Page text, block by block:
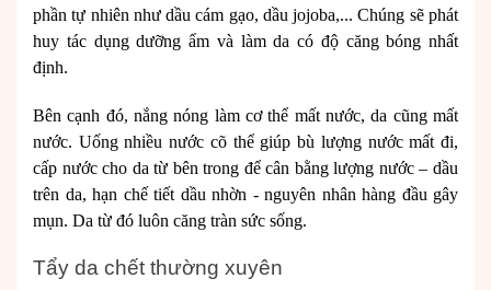
phần tự nhiên như dầu cám gạo, dầu jojoba,... Chúng sẽ phát
huy tác dụng dưỡng ẩm và làm da có độ căng bóng nhất
định.
Bên cạnh đó, nắng nóng làm cơ thể mất nước, da cũng mất
nước. Uống nhiều nước cõ thể giúp bù lượng nước mất đi,
cấp nước cho da từ bên trong để cân bằng lượng nước – dầu
trên da, hạn chế tiết dầu nhờn - nguyên nhân hàng đầu gây
mụn. Da từ đó luôn căng tràn sức sống.
Tẩy da chết thường xuyên